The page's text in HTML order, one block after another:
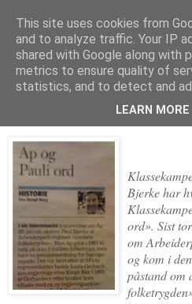
Politikus
torsdag 27. januar 2011
Ap innførte ikke
Bjerke har
ord». Sist
om
og kom i
påstand om
This site uses cookies from
and to analyze traffic. Your IP
shared with Google along with
metrics to ensure quality of
statistics, and to detect and
LEARN MORE